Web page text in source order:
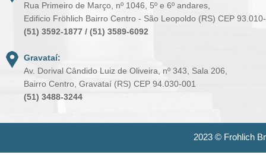
Rua Primeiro de Março, nº 1046, 5º e 6º andares,
Edificio Fröhlich Bairro Centro - São Leopoldo (RS) CEP
(51) 3592-1877 / (51) 3589-6092
Gravataí:
Av. Dorival Cândido Luiz de Oliveira, nº 343, Sala 206,
Bairro Centro, Gravataí (RS) CEP 94.030-001
(51) 3488-3244
2023 © Frohlich